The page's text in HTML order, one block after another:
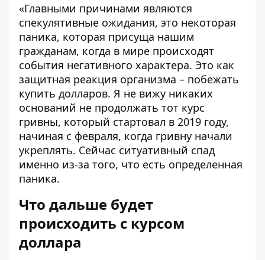
«Главными причинами являются
спекулятивные ожидания, это некоторая
паника, которая присуща нашим
гражданам, когда в мире происходят
события негативного характера. Это как
защитная реакция организма – побежать
купить долларов. Я не вижу никаких
оснований не продолжать тот курс
гривны, который стартовал в 2019 году,
начиная с февраля, когда гривну начали
укреплять. Сейчас ситуативный спад
именно из-за того, что есть определенная
паника.
Что дальше будет
происходить с курсом
доллара